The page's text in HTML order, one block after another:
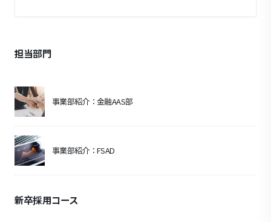
担当部門
事業部紹介：金融AAS部
事業部紹介：FSAD
新卒採用コース